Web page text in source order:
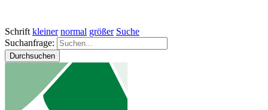
Schrift kleiner normal größer Suche
Suchanfrage:
Durchsuchen